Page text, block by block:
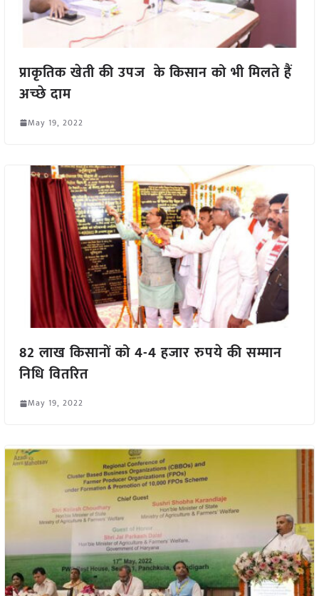
प्राकृतिक खेती की उपज के किसान को भी मिलते हैं
अच्छे दाम
May 19, 2022
82 लाख किसानों को 4-4 हजार रुपये की सम्मान
निधि वितरित
May 19, 2022